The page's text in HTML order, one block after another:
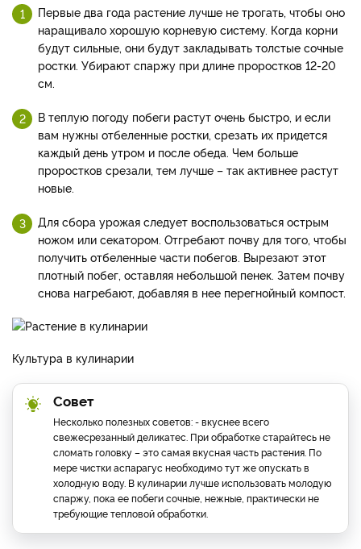
Первые два года растение лучше не трогать, чтобы оно
наращивало хорошую корневую систему. Когда корни
будут сильные, они будут закладывать толстые сочные
ростки. Убирают спаржу при длине проростков 12-20
см.
В теплую погоду побеги растут очень быстро, и если
вам нужны отбеленные ростки, срезать их придется
каждый день утром и после обеда. Чем больше
проростков срезали, тем лучше – так активнее растут
новые.
Для сбора урожая следует воспользоваться острым
ножом или секатором. Отгребают почву для того, чтобы
получить отбеленные части побегов. Вырезают этот
плотный побег, оставляя небольшой пенек. Затем почву
снова нагребают, добавляя в нее перегнойный компост.
Культура в кулинарии
Совет
Несколько полезных советов: - вкуснее всего
свежесрезанный деликатес. При обработке старайтесь не
сломать головку – это самая вкусная часть растения. По
мере чистки аспарагус необходимо тут же опускать в
холодную воду. В кулинарии лучше использовать молодую
спаржу, пока ее побеги сочные, нежные, практически не
требующие тепловой обработки.